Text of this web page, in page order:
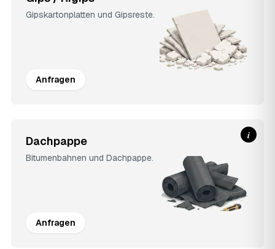
Gipskartonplatten und Gipsreste.
Anfragen
Dachpappe
Bitumenbahnen und Dachpappe.
Anfragen
i